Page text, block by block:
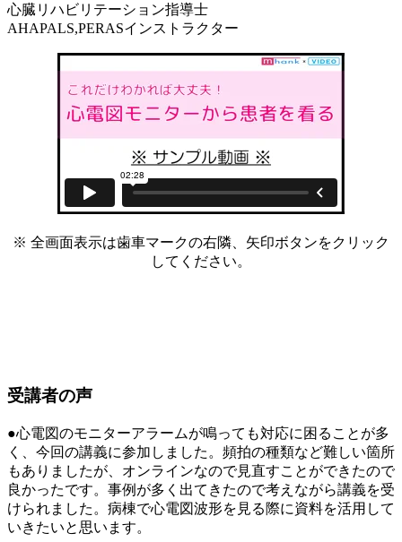
心臓リハビリテーション指導士
AHAPALS,PERASインストラクター
※ 全画面表示は歯車マークの右隣、矢印ボタンをクリック
してください。
受講者の声
●心電図のモニターアラームが鳴っても対応に困ることが多
く、今回の講義に参加しました。頻拍の種類など難しい箇所
もありましたが、オンラインなので見直すことができたので
良かったです。事例が多く出てきたので考えながら講義を受
けられました。病棟で心電図波形を見る際に資料を活用して
いきたいと思います。